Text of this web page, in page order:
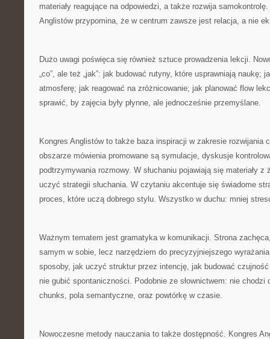
materiały reagujące na odpowiedzi, a także rozwija
Anglistów przypomina, że w centrum zawsze jest relacja, a nie
Dużo uwagi poświęca się również sztuce prowadzenia lekcji.
„co”, ale też „jak”: jak budować rutyny, które usprawniają naukę;
atmosferę; jak reagować na zróżnicowanie; jak planować flow
sprawić, by zajęcia były płynne, ale jednocześnie przemyślane.
Kongres Anglistów to także baza inspiracji w zakresie rozwijania
obszarze mówienia promowane są symulacje, dyskusje
podtrzymywania rozmowy. W słuchaniu pojawiają się materiały z
uczyć strategii słuchania. W czytaniu akcentuje się świadome
proces, które uczą dobrego stylu. Wszystko w duchu: mniej
Ważnym tematem jest gramatyka w komunikacji. Strona
samym w sobie, lecz narzędziem do precyzyjniejszego
sposoby, jak uczyć struktur przez intencję, jak budować
nie gubić spontaniczności. Podobnie ze słownictwem: nie
chunks, pola semantyczne, oraz powtórkę w czasie.
Nowoczesne metody nauczania to także dostępność. Kongres